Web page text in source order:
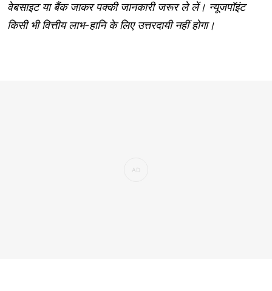
वेबसाइट या बैंक जाकर पक्की जानकारी जरूर ले लें। न्यूजपॉइंट
किसी भी वित्तीय लाभ-हानि के लिए उत्तरदायी नहीं होगा।